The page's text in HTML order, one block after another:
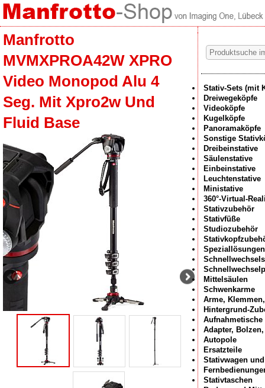
Manfrotto
MVMXPROA42W XPRO
Video Monopod Alu 4
Seg. Mit Xpro2w Und
Fluid Base
Stativ-Sets (mit
Dreiwegeköpfe
Videoköpfe
Kugelköpfe
Panoramaköpfe
Sonstige
Dreibeinstative
Säulenstative
Einbeinstative
Leuchtenstative
Ministative
360°-Virtual-
Stativzubehör
Stativfüße
Studiozubehör
Speziallösungen
Mittelsäulen
Schwenkarme
Arme,
Hintergrund-
Aufnahmetische
Adapter,
Autopole
Ersatzteile
Stativwagen
Stativtaschen